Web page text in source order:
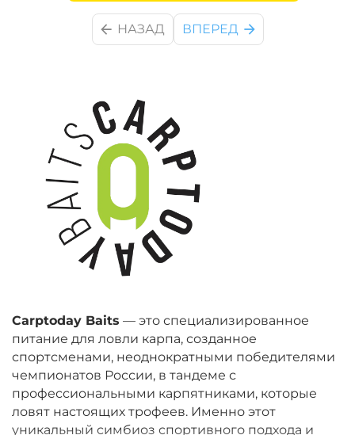
Carptoday Baits — это специализированное
питание для ловли карпа, созданное
спортсменами, неоднократными победителями
чемпионатов России, в тандеме с
профессиональными карпятниками, которые
ловят настоящих трофеев. Именно этот
уникальный симбиоз спортивного подхода и
НАЗАД ВПЕРЕД